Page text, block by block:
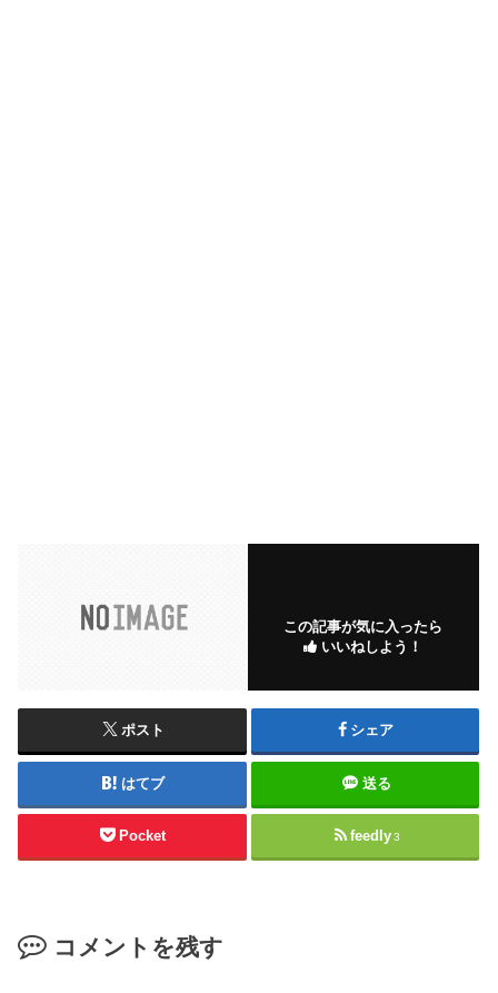
この記事が気に入ったら
いいねしよう！
ポスト シェア
はてブ 送る
Pocket feedly 3
コメントを残す